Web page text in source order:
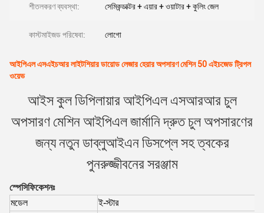
শীতলকরণ ব্যবস্থা: সেমিকন্ডাক্টর + এয়ার + ওয়াটার + কুলিং জেল
কাস্টমাইজড পরিষেবা: লোগো
আইপিএল এসএইচআর লাইটশিয়ার ডায়োড লেজার হেয়ার অপসারণ মেশিন 50 এইচজেড ট্রিপল
ওয়েভ
আইস কুল ডিপিলায়ার আইপিএল এসআরআর চুল
অপসারণ মেশিন আইপিএল জার্মানি দ্রুত চুল অপসারণের
জন্য নতুন ডাব্লুআইএন ডিসপ্লে সহ ত্বকের
পুনরুজ্জীবনের সরঞ্জাম
স্পেসিফিকেশনঃ
মডেল
ই-স্টার